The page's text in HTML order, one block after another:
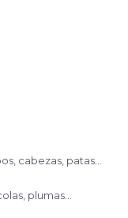
cabezas, patas…
plumas…